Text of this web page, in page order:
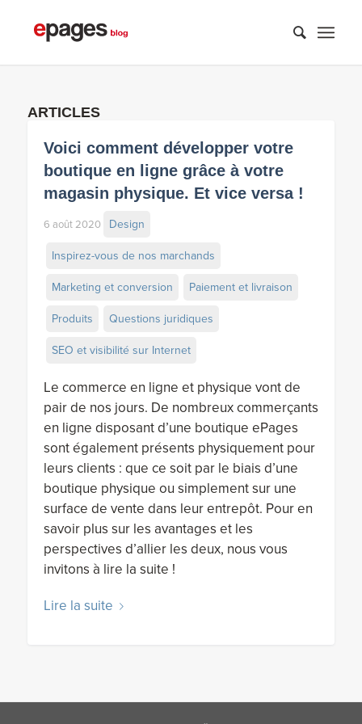
ARTICLES
Voici comment développer votre
boutique en ligne grâce à votre
magasin physique. Et vice versa !
6 août 2020 Design
Inspirez-vous de nos marchands
Marketing et conversion Paiement et livraison
Produits Questions juridiques
SEO et visibilité sur Internet
Le commerce en ligne et physique vont de
pair de nos jours. De nombreux commerçants
en ligne disposant d’une boutique ePages
sont également présents physiquement pour
leurs clients : que ce soit par le biais d’une
boutique physique ou simplement sur une
surface de vente dans leur entrepôt. Pour en
savoir plus sur les avantages et les
perspectives d’allier les deux, nous vous
invitons à lire la suite !
Lire la suite